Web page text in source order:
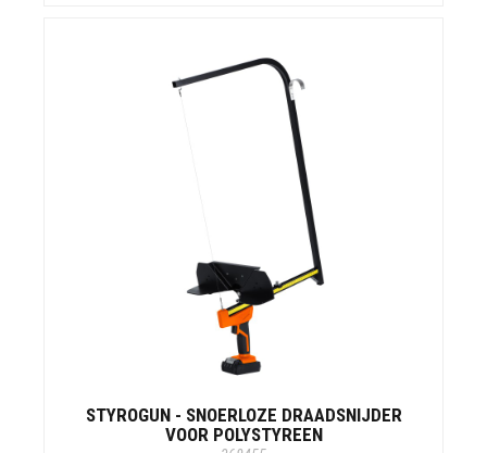
STYROGUN - SNOERLOZE DRAADSNIJDER
VOOR POLYSTYREEN